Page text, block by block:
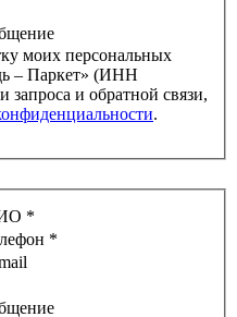
моих персональных
– Паркет» (ИНН
.
*
*